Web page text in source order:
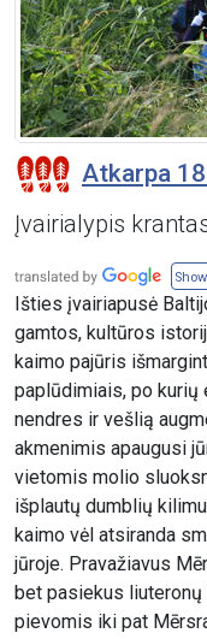
Atkarpa
Įvairialypis
Išties įvairiapusė
gamtos, kultūros
kaimo pajūris
paplūdimiais, po kurių
nendres ir vešlią
akmenimis apaugusi
vietomis molio
išplautų dumblių
kaimo vėl atsiranda
jūroje. Pravažiavus
bet pasiekus
pievomis iki pat